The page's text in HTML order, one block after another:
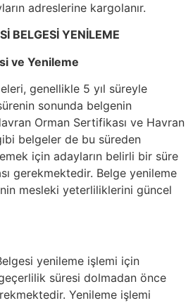
adreslerine kargolanır.
BELGESİ YENİLEME
ve Yenileme
genellikle 5 yıl süreyle
sonunda belgenin
Orman Sertifikası ve Havran
belgeler de bu süreden
için adayların belirli bir süre
gerekmektedir. Belge yenileme
mesleki yeterliliklerini güncel
yenileme işlemi için
süresi dolmadan önce
Yenileme işlemi